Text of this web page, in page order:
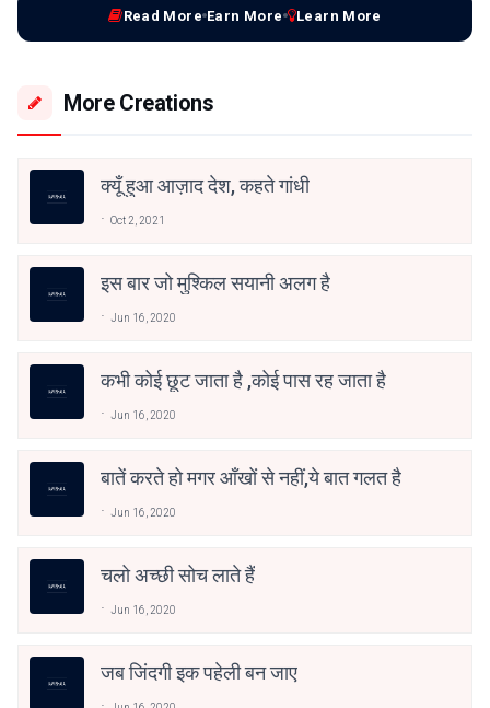
Read More Earn More Learn More
More Creations
क्यूँ हुआ आज़ाद देश, कहते गांधी
Oct 2, 2021
इस बार जो मुश्किल सयानी अलग है
Jun 16, 2020
कभी कोई छूट जाता है ,कोई पास रह जाता है
Jun 16, 2020
बातें करते हो मगर आँखों से नहीं,ये बात गलत है
Jun 16, 2020
चलो अच्छी सोच लाते हैं
Jun 16, 2020
जब जिंदगी इक पहेली बन जाए